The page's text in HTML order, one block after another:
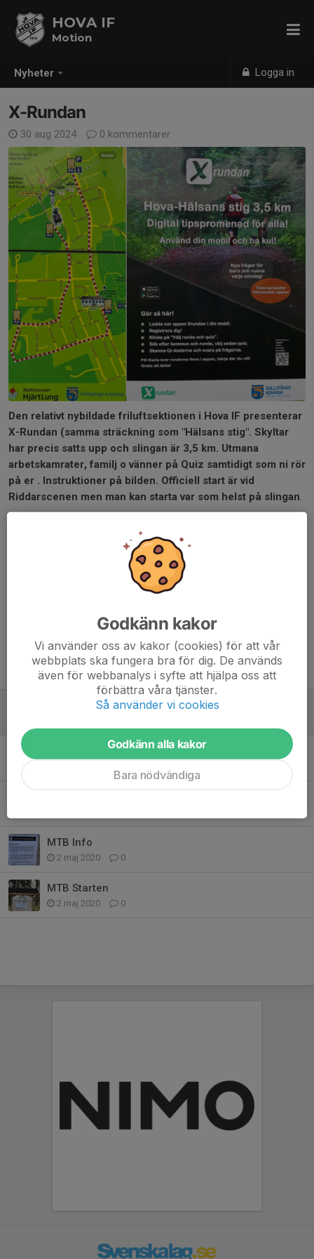
Nyheter Logga in
HOVA IF
Motion
X-Rundan
30 aug 2024 0 kommentarer
Den relativt nybildade friluftsektionen i Hova IF presenterar
X-Rundan (samma sträckning som "Hälsans stig". Skyltar
har precis satts upp och slingan är 3,5 km. Utmana
arbetskamrater, familj o vänner på Quiz samtidigt som ni rör
på er . Instruktioner på bilden. Officiell start är vid
Riddarscenen men man kan starta var som helst på slingan.
Tidigare nyheter
Rörelsebingo Oktober 2020
MTB Info
2 maj 2020 0
MTB Starten
2 maj 2020 0
Godkänn kakor
Vi använder oss av kakor (cookies) för att vår
webbplats ska fungera bra för dig. De används
även för webbanalys i syfte att hjälpa oss att
förbättra våra tjänster.
Så använder vi cookies
Godkänn alla kakor
Bara nödvändiga